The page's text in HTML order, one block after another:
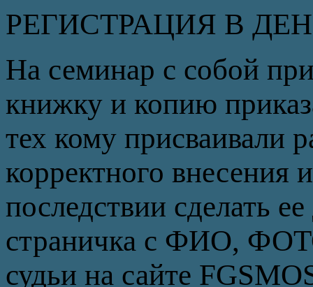
РЕГИСТРАЦИЯ В
На семинар с собой
книжку и копию
тех кому присваивали
корректного
последствии сделать
страничка с ФИО,
судьи на сайте